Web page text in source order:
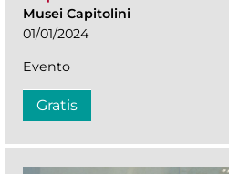
Musei Capitolini
01/01/2024
Evento
Gratis